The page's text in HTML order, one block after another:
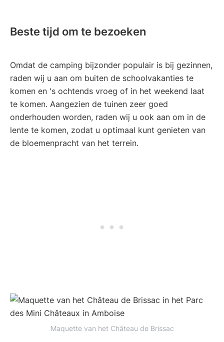
Beste tijd om te bezoeken
Omdat de camping bijzonder populair is bij gezinnen,
raden wij u aan om buiten de schoolvakanties te
komen en 's ochtends vroeg of in het weekend laat
te komen. Aangezien de tuinen zeer goed
onderhouden worden, raden wij u ook aan om in de
lente te komen, zodat u optimaal kunt genieten van
de bloemenpracht van het terrein.
Maquette van het Château de Brissac